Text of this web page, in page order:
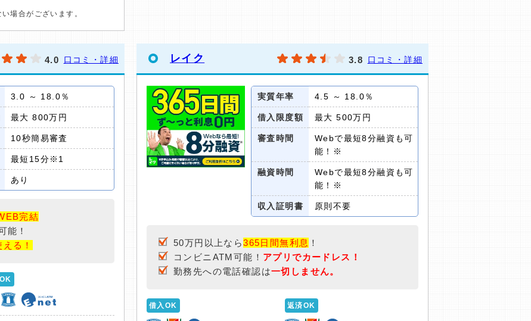
場合がございます。
4.0 口コミ・詳細
3.0 ～ 18.0％
最大 800万円
10秒簡易審査
最短15分※1
あり
完結
能！
る！
レイク 3.8 口コミ・詳細
実質年率 4.5 ～ 18.0％
借入限度額 最大 500万円
審査時間
Webで最短8分融資も可
能！※
融資時間
Webで最短8分融資も可
能！※
収入証明書 原則不要
50万円以上なら365日間無利息 ！
コンビニATM可能！ アプリでカードレス！
勤務先への電話確認は一切しません。
借入OK 返済OK